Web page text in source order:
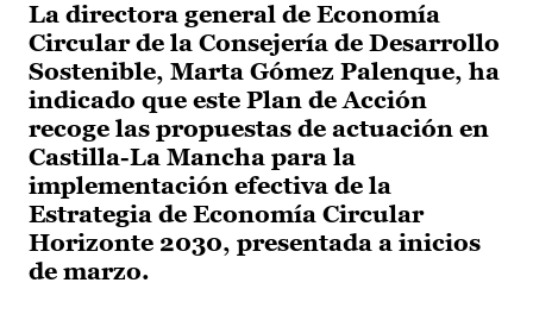
La directora general de Economía
Circular de la Consejería de Desarrollo
Sostenible, Marta Gómez Palenque, ha
indicado que este Plan de Acción
recoge las propuestas de actuación en
Castilla-La Mancha para la
implementación efectiva de la
Estrategia de Economía Circular
Horizonte 2030, presentada a inicios
de marzo.